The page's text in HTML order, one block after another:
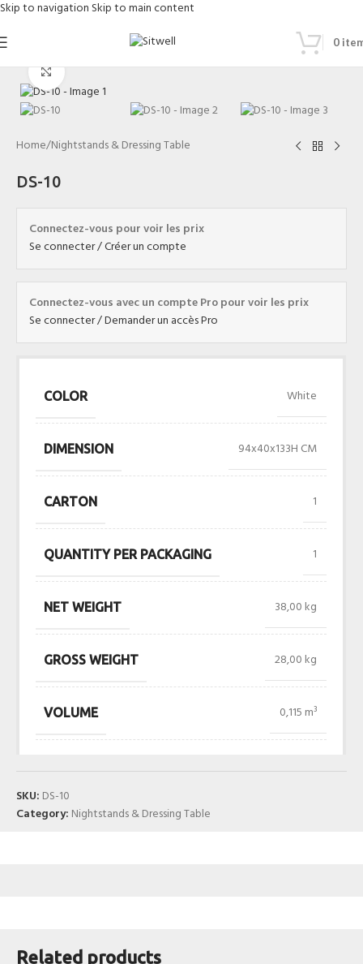
Skip to navigation Skip to main content
0
Click to enlarge
Home/Nightstands & Dressing Table
DS-10
Connectez-vous pour voir les prix
Se connecter / Créer un compte
Connectez-vous avec un compte Pro pour voir les prix
Se connecter / Demander un accès Pro
COLOR White
DIMENSION 94x40x133H CM
CARTON 1
QUANTITY PER PACKAGING 1
NET WEIGHT 38,00 kg
GROSS WEIGHT 28,00 kg
VOLUME 0,115 m³
SKU: DS-10
Category: Nightstands & Dressing Table
Related products